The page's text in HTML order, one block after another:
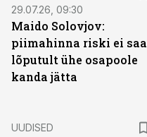
29.07.26, 09:30
Maido Solovjov:
piimahinna riski ei saa
lõputult ühe osapoole
kanda jätta
UUDISED